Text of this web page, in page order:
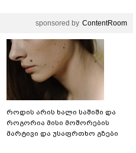
sponsored by ContentRoom
როდის არის ხალი საშიში და
როგორია მისი მოშორების
მარტივი და უსაფრთხო გზები